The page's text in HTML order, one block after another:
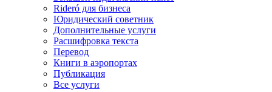
Rideró для бизнеса
Юридический советник
Дополнительные услуги
Расшифровка текста
Перевод
Книги в аэропортах
Публикация
Все услуги